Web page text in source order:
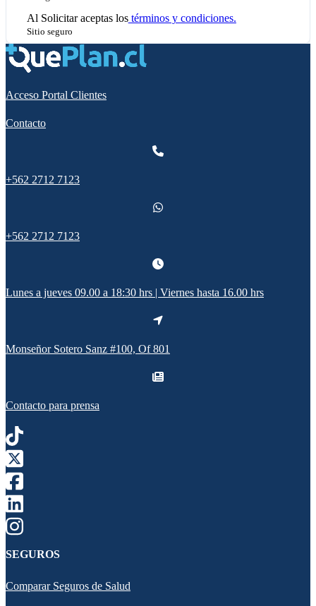
Al Solicitaraceptas lostérminos y condiciones.
Sitio seguro
Acceso Portal Clientes
Contacto
+562 2712 7123
+562 2712 7123
Lunes a jueves 09.00 a 18:30 hrs | Viernes hasta 16.00 hrs
Monseñor Sotero Sanz #100, Of 801
Contacto para prensa
SEGUROS
Comparar Seguros de Salud